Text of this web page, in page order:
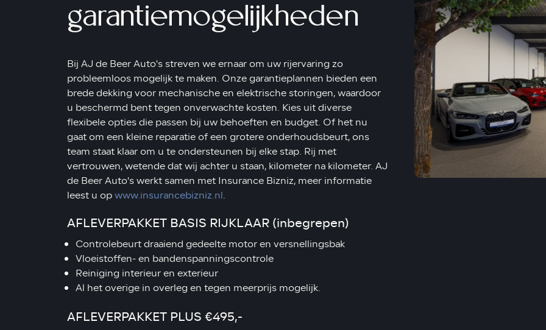
garantiemogelijkheden
Bij AJ de Beer Auto's streven we ernaar om uw rijervaring zo
probleemloos mogelijk te maken. Onze garantieplannen bieden een
brede dekking voor mechanische en elektrische storingen, waardoor
u beschermd bent tegen onverwachte kosten. Kies uit diverse
flexibele opties die passen bij uw behoeften en budget. Of het nu
gaat om een kleine reparatie of een grotere onderhoudsbeurt, ons
team staat klaar om u te ondersteunen bij elke stap. Rij met
vertrouwen, wetende dat wij achter u staan, kilometer na kilometer. AJ
de Beer Auto's werkt samen met Insurance Bizniz, meer informatie
leest u opwww.insurancebizniz.nl.
AFLEVERPAKKET BASIS RIJKLAAR (inbegrepen)
Controlebeurt draaiend gedeelte motor en versnellingsbak
Vloeistoffen- en bandenspanningscontrole
Reiniging interieur en exterieur
Al het overige in overleg en tegen meerprijs mogelijk.
AFLEVERPAKKET PLUS €495,-